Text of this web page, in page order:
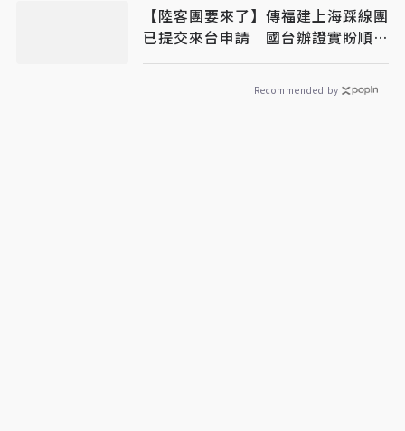
【陸客團要來了】傳福建上海踩線團
已提交來台申請 國台辦證實盼順利
成行
Recommended by